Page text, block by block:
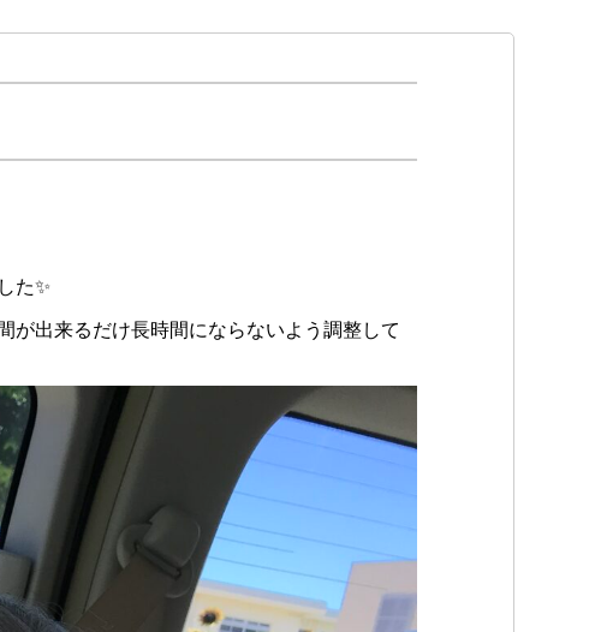
た✨
が出来るだけ長時間にならないよう調整して